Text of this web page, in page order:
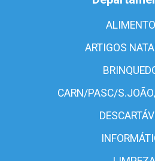
ARTIGOS
CARN/PASC/